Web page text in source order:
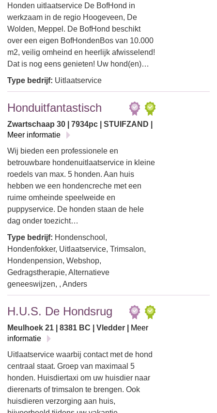
Honden uitlaatservice De BofHond in
werkzaam in de regio Hoogeveen, De
Wolden, Meppel. De BofHond beschikt
over een eigen BofHondenBos van 10.000
m2, veilig omheind en heerlijk afwisselend!
Dat is nog eens genieten! Uw hond(en)…
Type bedrijf: Uitlaatservice
Honduitfantastisch
Zwartschaap 30 | 7934pc | STUIFZAND |
Meer informatie
Wij bieden een professionele en
betrouwbare hondenuitlaatservice in kleine
roedels van max. 5 honden. Aan huis
hebben we een hondencreche met een
ruime omheinde speelweide en
puppyservice. De honden staan de hele
dag onder toezicht…
Type bedrijf: Hondenschool,
Hondenfokker, Uitlaatservice, Trimsalon,
Hondenpension, Webshop,
Gedragstherapie, Alternatieve
geneeswijzen, , Anders
H.U.S. De Hondsrug
Meulhoek 21 | 8381 BC | Vledder |
Meer
informatie
Uitlaatservice waarbij contact met de hond
centraal staat. Groep van maximaal 5
honden. Huisdiertaxi om uw huisdier naar
dierenarts of trimsalon te brengen. Ook
huisdieren verzorging aan huis,